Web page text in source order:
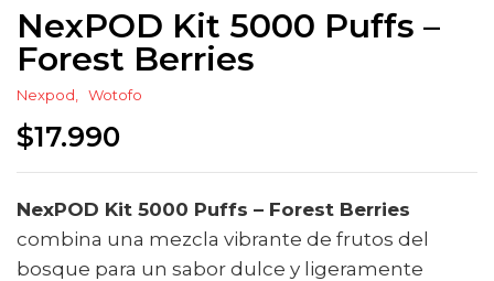
NexPOD Kit 5000 Puffs –
Forest Berries
Nexpod Wotofo
$17.990
NexPOD Kit 5000 Puffs – Forest Berries
combina una mezcla vibrante de frutos del
bosque para un sabor dulce y ligeramente